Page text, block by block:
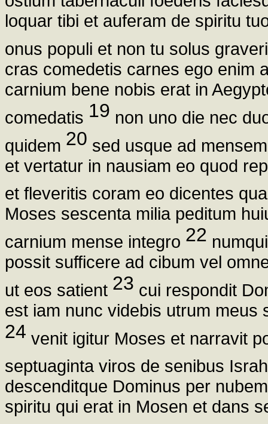
loquar tibi et auferam de spiritu
onus populi et non tu solus
cras comedetis carnes ego enim
carnium bene nobis erat in
comedatis 19 non uno die nec
quidem 20 sed usque ad
et vertatur in nausiam eo quod
et fleveritis coram eo dicentes
Moses sescenta milia peditum
carnium mense integro 22
possit sufficere ad cibum vel
ut eos satient 23 cui respondit
est iam nunc videbis utrum meus
24 venit igitur Moses et narravit
septuaginta viros de senibus
descenditque Dominus per
spiritu qui erat in Mosen et dans